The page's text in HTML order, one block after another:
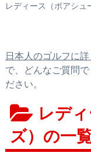
レディース（ボアシュ
日本人のゴルフに
で、どんなご質問
ださい。
レデ
ズ）の一